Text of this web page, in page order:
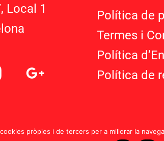
Local 1
G
o
Política de
Termes i
Política
Política de
pròpies i de tercers per a millorar la